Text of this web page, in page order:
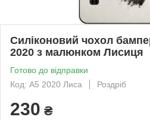
Силіконовий чохол
2020 з малюнком Лисиця
Готово до відправки
Код: A5 2020 Лиса
Роздріб
230 ₴